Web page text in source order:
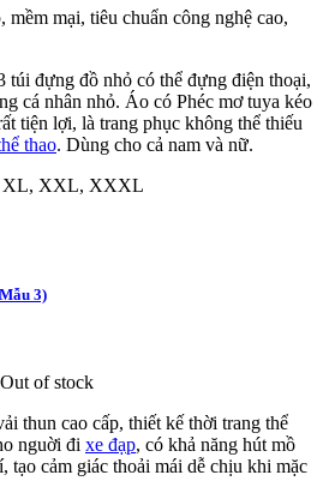
mại, tiêu chuẩn công nghệ cao,
túi đựng đồ nhỏ có thể đựng điện thoại,
cá nhân nhỏ. Áo có Phéc mơ tuya kéo
tiện lợi, là trang phục không thể thiếu
thao. Dùng cho cả nam và nữ.
XL, XXL, XXXL
3)
Out of stock
thun cao cấp, thiết kế thời trang thể
nguời đi xe đạp, có khả năng hút mồ
tạo cảm giác thoải mái dễ chịu khi mặc